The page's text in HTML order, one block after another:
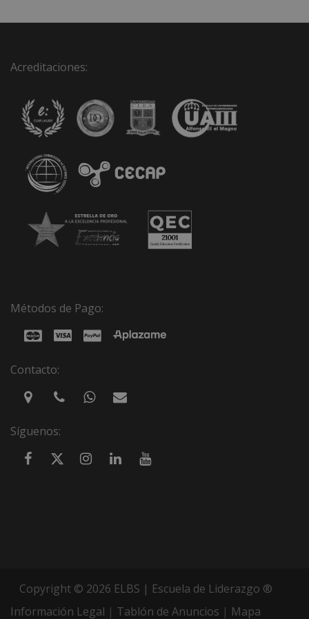
Acreditaciones:
Métodos de Pago:
Contacto:
Síguenos:
Copyright © 2026 ELBS | Escuela de Liderazgo ®
Información Legal | Tablón de Anuncios | Mapa